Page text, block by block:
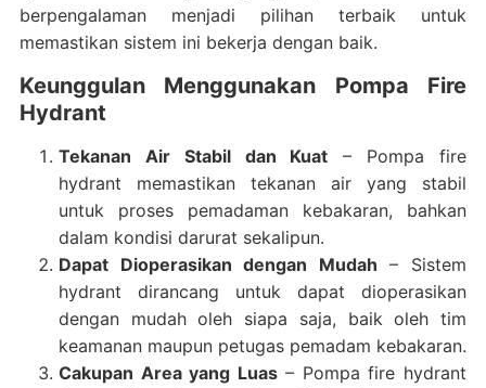
berpengalaman menjadi pilihan terbaik untuk
memastikan sistem ini bekerja dengan baik.
Keunggulan Menggunakan Pompa Fire
Hydrant
Tekanan Air Stabil dan Kuat – Pompa fire
hydrant memastikan tekanan air yang stabil
untuk proses pemadaman kebakaran, bahkan
dalam kondisi darurat sekalipun.
Dapat Dioperasikan dengan Mudah – Sistem
hydrant dirancang untuk dapat dioperasikan
dengan mudah oleh siapa saja, baik oleh tim
keamanan maupun petugas pemadam kebakaran.
Cakupan Area yang Luas– Pompa fire hydrant